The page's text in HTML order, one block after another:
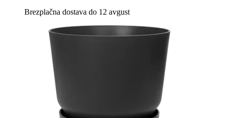
Brezplačna dostava do 12 avgust